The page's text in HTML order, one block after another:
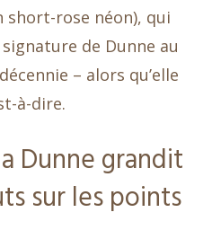
rose néon), qui
de Dunne au
– alors qu’elle
à-dire.
Dunne grandit
sur les points